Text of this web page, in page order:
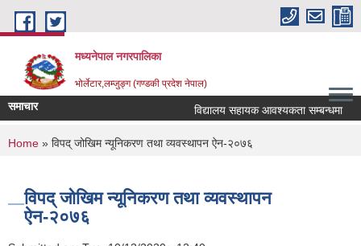
Skip to main content
मध्यनेपाल नगरपालिका
भोर्लेटार,लम्जुङ्ग (गण्डकी प्रदेश नेपाल)
समाचार विद्यालय सहायक आवश्यकता सम्बन्धमा
You are here
Home » विपद् जोखिम न्यूनिकरण तथा व्यवस्थापन ऐन-२०७६
विपद् जोखिम न्यूनिकरण तथा व्यवस्थापन
ऐन-२०७६